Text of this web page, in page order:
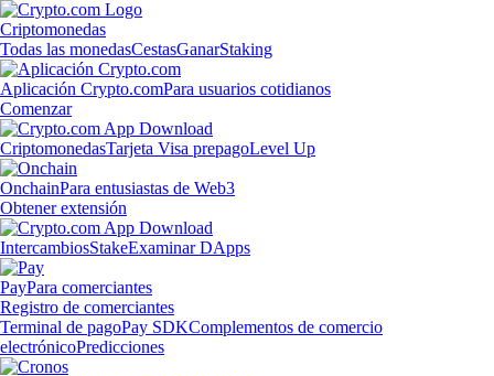
Criptomonedas
Todas las monedasCestasGanarStaking
Aplicación Crypto.comPara usuarios cotidianos
Comenzar
CriptomonedasTarjeta Visa prepagoLevel Up
OnchainPara entusiastas de Web3
Obtener extensión
IntercambiosStakeExaminar DApps
PayPara comerciantes
Registro de comerciantes
Terminal de pagoPay SDKComplementos de comercio
electrónicoPredicciones